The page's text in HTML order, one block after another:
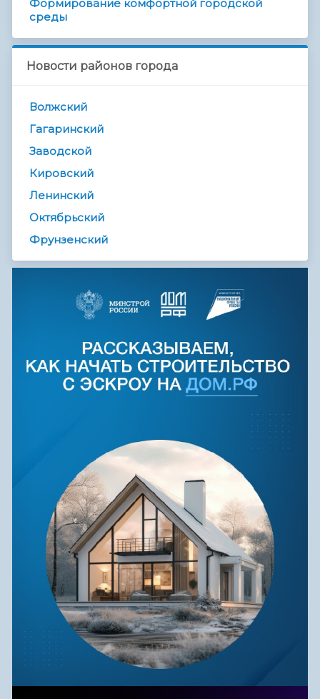
Формирование комфортной городской
среды
Новости районов города
Волжский
Гагаринский
Заводской
Кировский
Ленинский
Октябрьский
Фрунзенский